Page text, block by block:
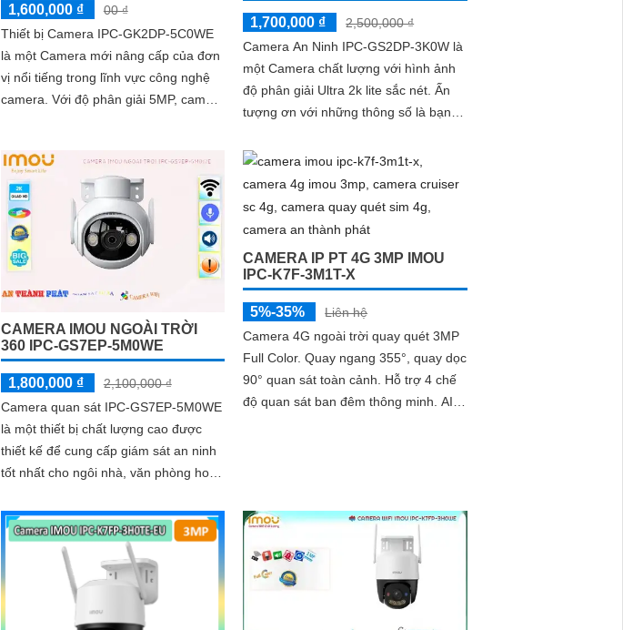
1,600,000 ₫
00 ₫
Thiết bị Camera IPC-GK2DP-5C0WE
là một Camera mới nâng cấp của đơn
vị nổi tiếng trong lĩnh vực công nghệ
camera. Với độ phân giải 5MP, camera
1,700,000 ₫
2,500,000 ₫
Camera An Ninh IPC-GS2DP-3K0W là
một Camera chất lượng với hình ảnh
độ phân giải Ultra 2k lite sắc nét. Ấn
tượng ơn với những thông số là bạn
đêm nhờ công nghệ hồng ngoại 10m
CAMERA IMOU NGOÀI TRỜI
360 IPC-GS7EP-5M0WE
1,800,000 ₫
2,100,000 ₫
Camera quan sát IPC-GS7EP-5M0WE
là một thiết bị chất lượng cao được
thiết kế để cung cấp giám sát an ninh
tốt nhất cho ngôi nhà, văn phòng hoặc
5MP, hình ảnh rõ nét và chi tiết sắc nét
CAMERA IP PT 4G 3MP IMOU
IPC-K7F-3M1T-X
5%-35%
Liên hệ
Camera 4G ngoài trời quay quét 3MP
Full Color. Quay ngang 355°, quay dọc
90° quan sát toàn cảnh. Hỗ trợ 4 chế
độ quan sát ban đêm thông minh. AI